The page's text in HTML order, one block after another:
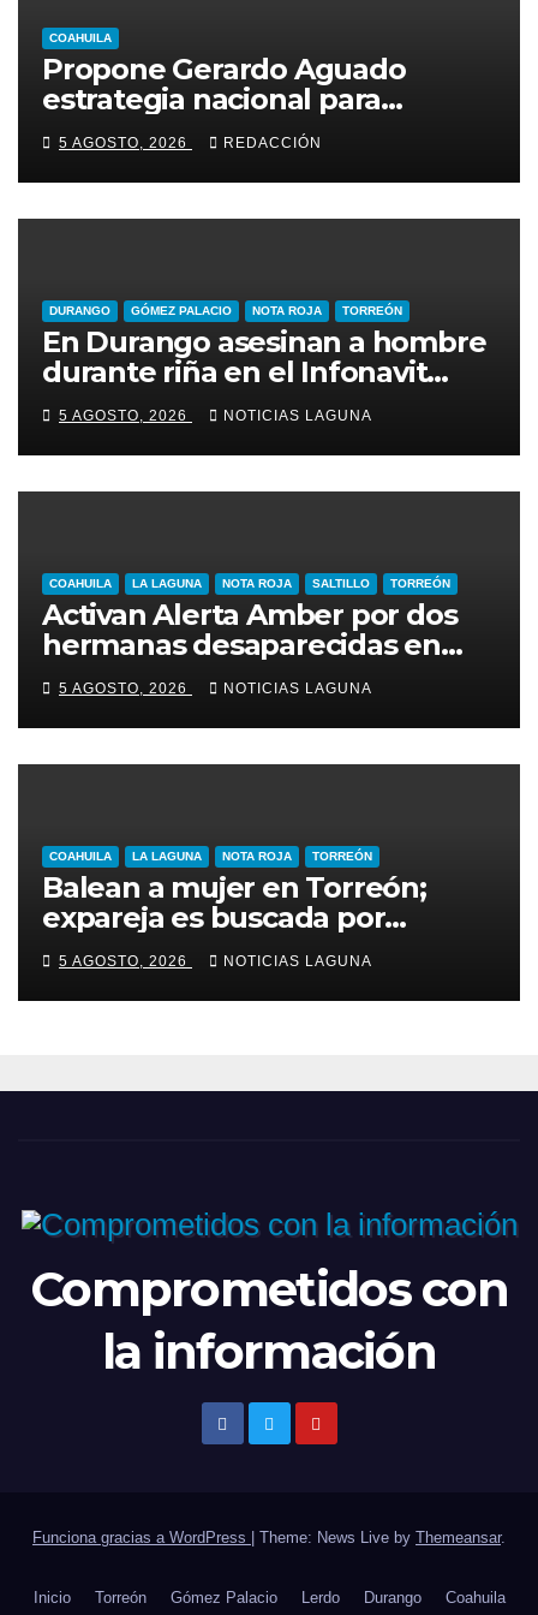
COAHUILA
Propone Gerardo Aguado
estrategia nacional para
combatir el despojo de
inmuebles
5 AGOSTO, 2026 REDACCIÓN
DURANGO GÓMEZ PALACIO NOTA ROJA TORREÓN
En Durango asesinan a hombre
durante riña en el Infonavit
Guadalupe Victoria
5 AGOSTO, 2026 NOTICIAS LAGUNA
COAHUILA LA LAGUNA NOTA ROJA SALTILLO TORREÓN
Activan Alerta Amber por dos
hermanas desaparecidas en
Torreón
5 AGOSTO, 2026 NOTICIAS LAGUNA
COAHUILA LA LAGUNA NOTA ROJA TORREÓN
Balean a mujer en Torreón;
expareja es buscada por
presunto intento de feminicidio
5 AGOSTO, 2026 NOTICIAS LAGUNA
Comprometidos con
la información
Funciona gracias a WordPress | Theme: News Live by Themeansar.
Inicio Torreón Gómez Palacio Lerdo Durango Coahuila